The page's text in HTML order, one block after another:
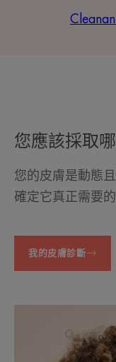
您應該採取
您的皮膚是動態
確定它真正需要
我的皮膚診斷